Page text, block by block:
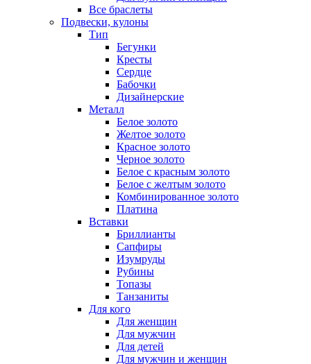
Все браслеты
Подвески, кулоны
Тип
Бегунки
Кресты
Сердце
Бабочки
Дизайнерские
Металл
Белое золото
Желтое золото
Красное золото
Черное золото
Белое с красным золото
Белое с желтым золото
Комбинированное золото
Платина
Вставки
Бриллианты
Сапфиры
Изумруды
Рубины
Топазы
Танзаниты
Для кого
Для женщин
Для мужчин
Для детей
Для мужчин и женщин